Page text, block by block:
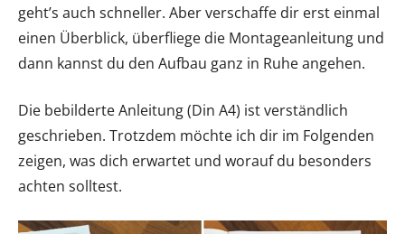
geht’s auch schneller. Aber verschaffe dir erst einmal
einen Überblick, überfliege die Montageanleitung und
dann kannst du den Aufbau ganz in Ruhe angehen.
Die bebilderte Anleitung (Din A4) ist verständlich
geschrieben. Trotzdem möchte ich dir im Folgenden
zeigen, was dich erwartet und worauf du besonders
achten solltest.